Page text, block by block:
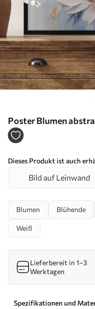
Poster Blumen
Pinselstriche Nr f45115
Dieses Produkt ist auch
Bild auf Leinwand
Blumen Blühende
Weiß
Lieferbereit in 1–3
Werktagen
Spezifikationen und